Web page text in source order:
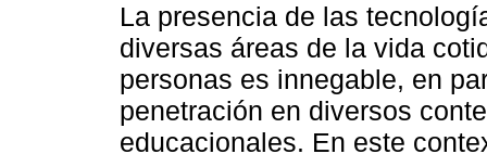
La presencia de las
diversas áreas de la vida
personas es innegable, en
penetración en diversos
educacionales. En este